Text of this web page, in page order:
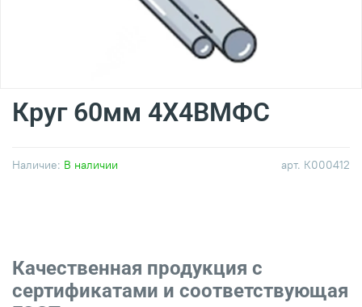
арт. К000412
Наличие: В наличии
Круг 60мм 4Х4ВМФС
Качественная продукция с
сертификатами и соответствующая